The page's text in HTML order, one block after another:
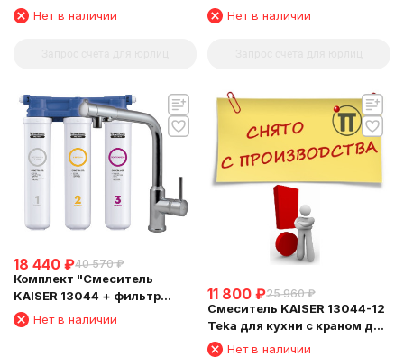
Барьер"
Нет в наличии
Барьер"
Нет в наличии
18 440 ₽40 570 ₽
Комплект "Cмеситель
KAISER 13044 + фильтр
Барьер"
Нет в наличии
11 800 ₽25 960 ₽
Смеситель KAISER 13044-12
Teka для кухни с краном для
питьевой воды
Нет в наличии